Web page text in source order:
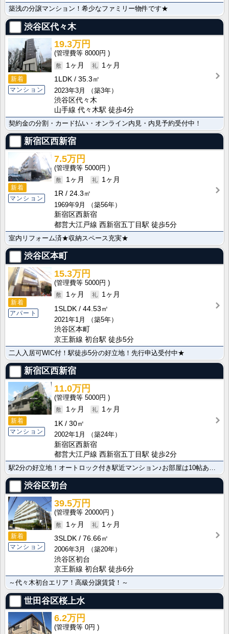
築浅の分譲マンション！希少なファミリー物件です★
渋谷区代々木
新着
マンション
19.3万円
8000円
1ヶ月
1ヶ月
1LDK
35.3㎡
2023年3月
（築3年）
渋谷区代々木
山手線 代々木駅 徒歩4分
契約金の分割・カード払い・オンライン内見・内見予約受付中！
新宿区西新宿
新着
マンション
7.5万円
5000円
1ヶ月
1ヶ月
1R
24.3㎡
1969年9月
（築56年）
新宿区西新宿
都営大江戸線 西新宿五丁目駅 徒歩5分
室内リフォーム済★収納スペース充実★
渋谷区本町
新着
アパート
15.3万円
5000円
1ヶ月
1ヶ月
1SLDK
44.53㎡
2021年1月
（築5年）
渋谷区本町
京王新線 初台駅 徒歩5分
二人入居可WIC付！駅徒歩5分の好立地！先行申込受付中★
新宿区西新宿
新着
マンション
11.0万円
5000円
1ヶ月
1ヶ月
1K
30㎡
2002年1月
（築24年）
新宿区西新宿
都営大江戸線 西新宿五丁目駅 徒歩2分
渋谷区初台
新着
マンション
39.5万円
20000円
1ヶ月
1ヶ月
3SLDK
76.66㎡
2006年3月
（築20年）
渋谷区初台
京王新線 初台駅 徒歩6分
～代々木初台エリア！高級分譲賃貸！～
世田谷区桜上水
6.2万円
0円